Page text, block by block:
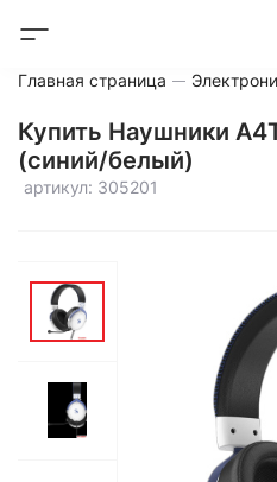
Главная страница
Купить Наушники
(синий/белый)
артикул: 305201